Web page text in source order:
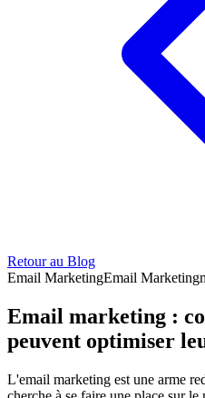
Retour au Blog
Email MarketingEmail Marketing
Email marketing :
peuvent optimiser
L'email marketing est une arme